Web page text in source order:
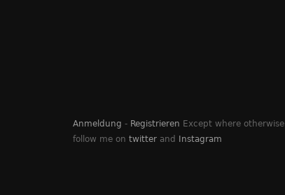
Anmeldung - Registrieren Except where
follow me on twitter and Instagram